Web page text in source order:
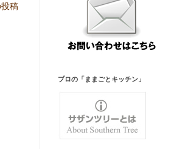
稿
プロの「ままごとキッチン」